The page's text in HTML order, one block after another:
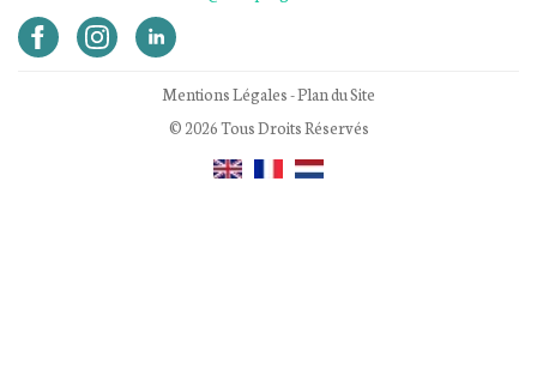
© 2026 Tous Droits Réservés